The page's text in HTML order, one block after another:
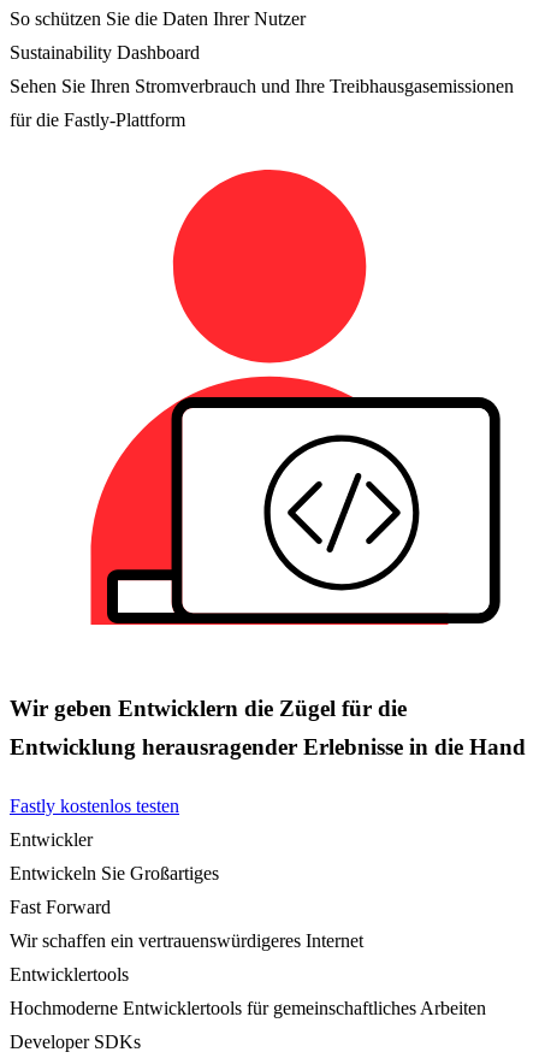
So schützen Sie die Daten Ihrer Nutzer
Sustainability Dashboard
Sehen Sie Ihren Stromverbrauch und Ihre Treibhausgasemissionen
für die Fastly-Plattform
Wir geben Entwicklern die Zügel für die
Entwicklung herausragender Erlebnisse in die Hand
Fastly kostenlos testen
Entwickler
Entwickeln Sie Großartiges
Fast Forward
Wir schaffen ein vertrauenswürdigeres Internet
Entwicklertools
Hochmoderne Entwicklertools für gemeinschaftliches Arbeiten
Developer SDKs